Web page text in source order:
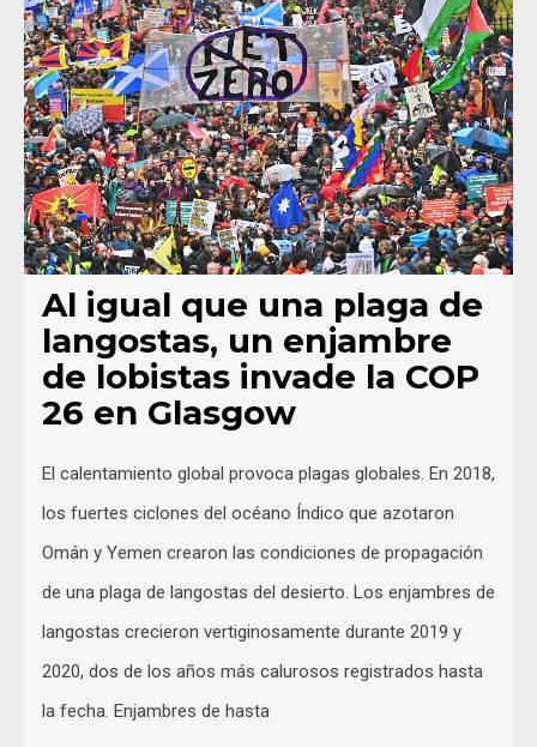
Al igual que una plaga de
langostas, un enjambre
de lobistas invade la COP
26 en Glasgow
El calentamiento global provoca plagas globales. En 2018,
los fuertes ciclones del océano Índico que azotaron
Omán y Yemen crearon las condiciones de propagación
de una plaga de langostas del desierto. Los enjambres de
langostas crecieron vertiginosamente durante 2019 y
2020, dos de los años más calurosos registrados hasta
la fecha. Enjambres de hasta